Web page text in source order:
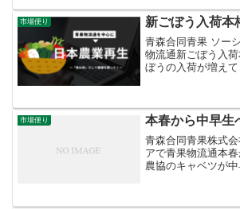
させ、来年の春ま
しさの秘密は「低...
市場便り 新ごぼう入荷本
青森合同青果 ソー
物流通新ごぼう入
ぼうの入荷が増えて
がよく柔らかい青森
市場便り 本春から中早生
青森合同青果株式
アで青果物流通本
農協のキャベツが中